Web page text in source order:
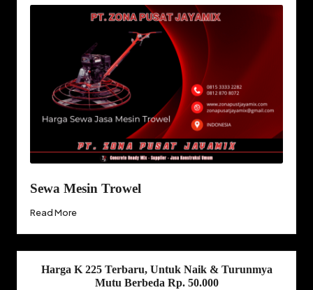
Sewa Mesin Trowel
Read More
Harga K 225 Terbaru, Untuk Naik & Turunmya
Mutu Berbeda Rp. 50.000